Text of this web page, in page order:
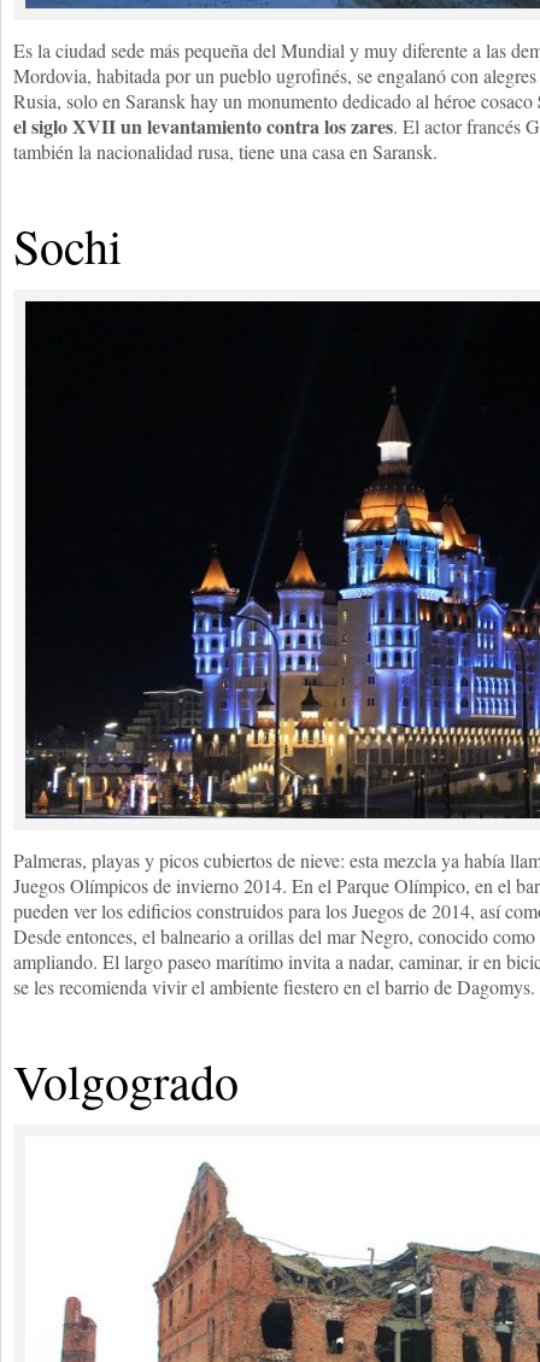
Es la ciudad sede más pequeña del Mundial y muy diferente a las
Mordovia, habitada por un pueblo ugrofinés, se engalanó con
Rusia, solo en Saransk hay un monumento dedicado al héroe cosaco
el siglo XVIIun levantamiento contra los zares. El actor francés
también la nacionalidad rusa, tiene una casa en Saransk.
Sochi
Palmeras, playas y picos cubiertos de nieve: esta mezcla ya había
Juegos Olímpicos de invierno 2014. En el Parque Olímpico, en el
pueden ver los edificios construidos para los Juegos de 2014, así
Desde entonces, el balneario a orillas del mar Negro, conocido como
ampliando. El largo paseo marítimo invita a nadar, caminar, ir en
se les recomienda vivir el ambiente fiestero en el barrio de Dagomys.
Volgogrado